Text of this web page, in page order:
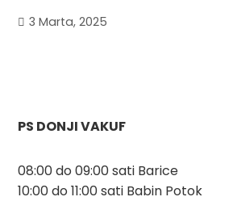
3 Marta, 2025
PS DONJI VAKUF
08:00 do 09:00 sati Barice
10:00 do 11:00 sati Babin Potok